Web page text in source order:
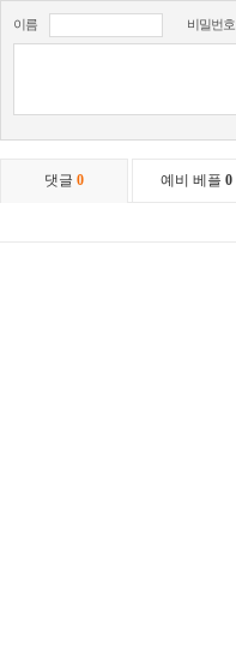
이름 비밀번호
댓글 0 예비 베플 0